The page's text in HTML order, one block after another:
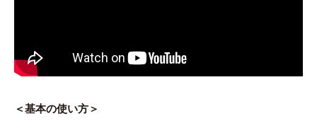
＜基本の使い方＞